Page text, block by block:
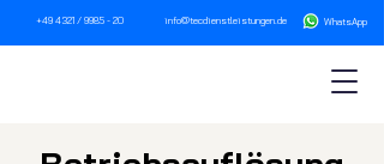
+49 4321 / 9985 - 20 info@tecdienstleistungen.de WhatsApp